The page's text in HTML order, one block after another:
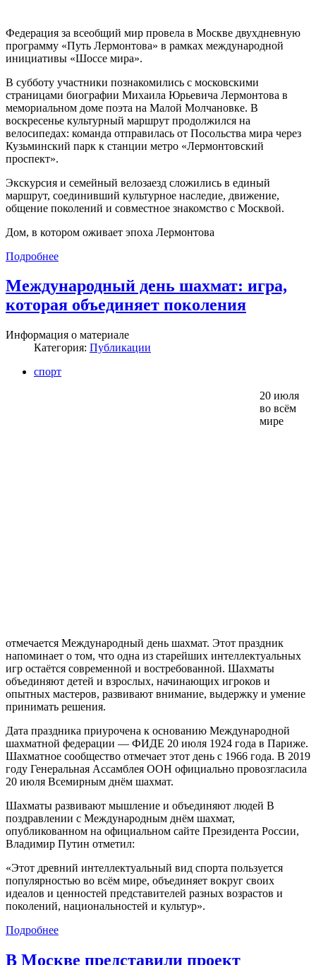
Федерация за всеобщий мир провела в Москве двухдневную
программу «Путь Лермонтова» в рамках международной
инициативы «Шоссе мира».
В субботу участники познакомились с московскими
страницами биографии Михаила Юрьевича Лермонтова в
мемориальном доме поэта на Малой Молчановке. В
воскресенье культурный маршрут продолжился на
велосипедах: команда отправилась от Посольства мира через
Кузьминский парк к станции метро «Лермонтовский
проспект».
Экскурсия и семейный велозаезд сложились в единый
маршрут, соединивший культурное наследие, движение,
общение поколений и совместное знакомство с Москвой.
Дом, в котором оживает эпоха Лермонтова
Подробнее
Международный день шахмат: игра,
которая объединяет поколения
Информация о материале
Категория: Публикации
спорт
20 июля
во всём
мире
отмечается Международный день шахмат. Этот праздник
напоминает о том, что одна из старейших интеллектуальных
игр остаётся современной и востребованной. Шахматы
объединяют детей и взрослых, начинающих игроков и
опытных мастеров, развивают внимание, выдержку и умение
принимать решения.
Дата праздника приурочена к основанию Международной
шахматной федерации — ФИДЕ 20 июля 1924 года в Париже.
Шахматное сообщество отмечает этот день с 1966 года. В 2019
году Генеральная Ассамблея ООН официально провозгласила
20 июля Всемирным днём шахмат.
Шахматы развивают мышление и объединяют людей В
поздравлении с Международным днём шахмат,
опубликованном на официальном сайте Президента России,
Владимир Путин отметил:
«Этот древний интеллектуальный вид спорта пользуется
популярностью во всём мире, объединяет вокруг своих
идеалов и ценностей представителей разных возрастов и
поколений, национальностей и культур».
Подробнее
В Москве представили проект